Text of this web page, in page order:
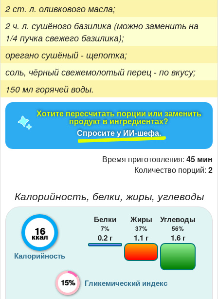
2 ст. л. оливкового масла;
2 ч. л. сушёного базилика (можно заменить на
1/4 пучка свежего базилика);
орегано сушёный - щепотка;
соль, чёрный свежемолотый перец - по вкусу;
150 мл горячей воды.
Хотите пересчитать порции или заменить
продукт в ингредиентах?
Спросите у ИИ-шефа.
Время приготовления: 45 мин
Количество порций: 2
Калорийность, белки, жиры, углеводы
16
ккал
Калорийность
Белки
7%
0.2 г
Жиры
37%
1.1 г
Углеводы
56%
1.6г
15% Гликемический индекс